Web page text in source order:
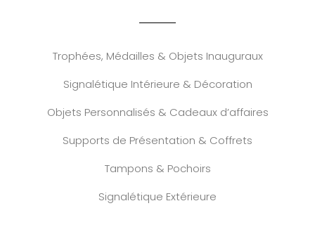
Trophées, Médailles & Objets Inauguraux
Signalétique Intérieure & Décoration
Objets Personnalisés & Cadeaux d’affaires
Supports de Présentation & Coffrets
Tampons & Pochoirs
Signalétique Extérieure